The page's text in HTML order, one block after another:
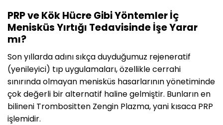
PRP ve Kök Hücre Gibi Yöntemler İç
Menisküs Yırtığı Tedavisinde İşe Yarar
mı?
Son yıllarda adını sıkça duyduğumuz rejeneratif
(yenileyici) tıp uygulamaları, özellikle cerrahi
sınırında olmayan menisküs hasarlarının yönetiminde
çok değerli bir alternatif haline gelmiştir. Bunların en
bilineni Trombositten Zengin Plazma, yani kısaca PRP
işlemidir.